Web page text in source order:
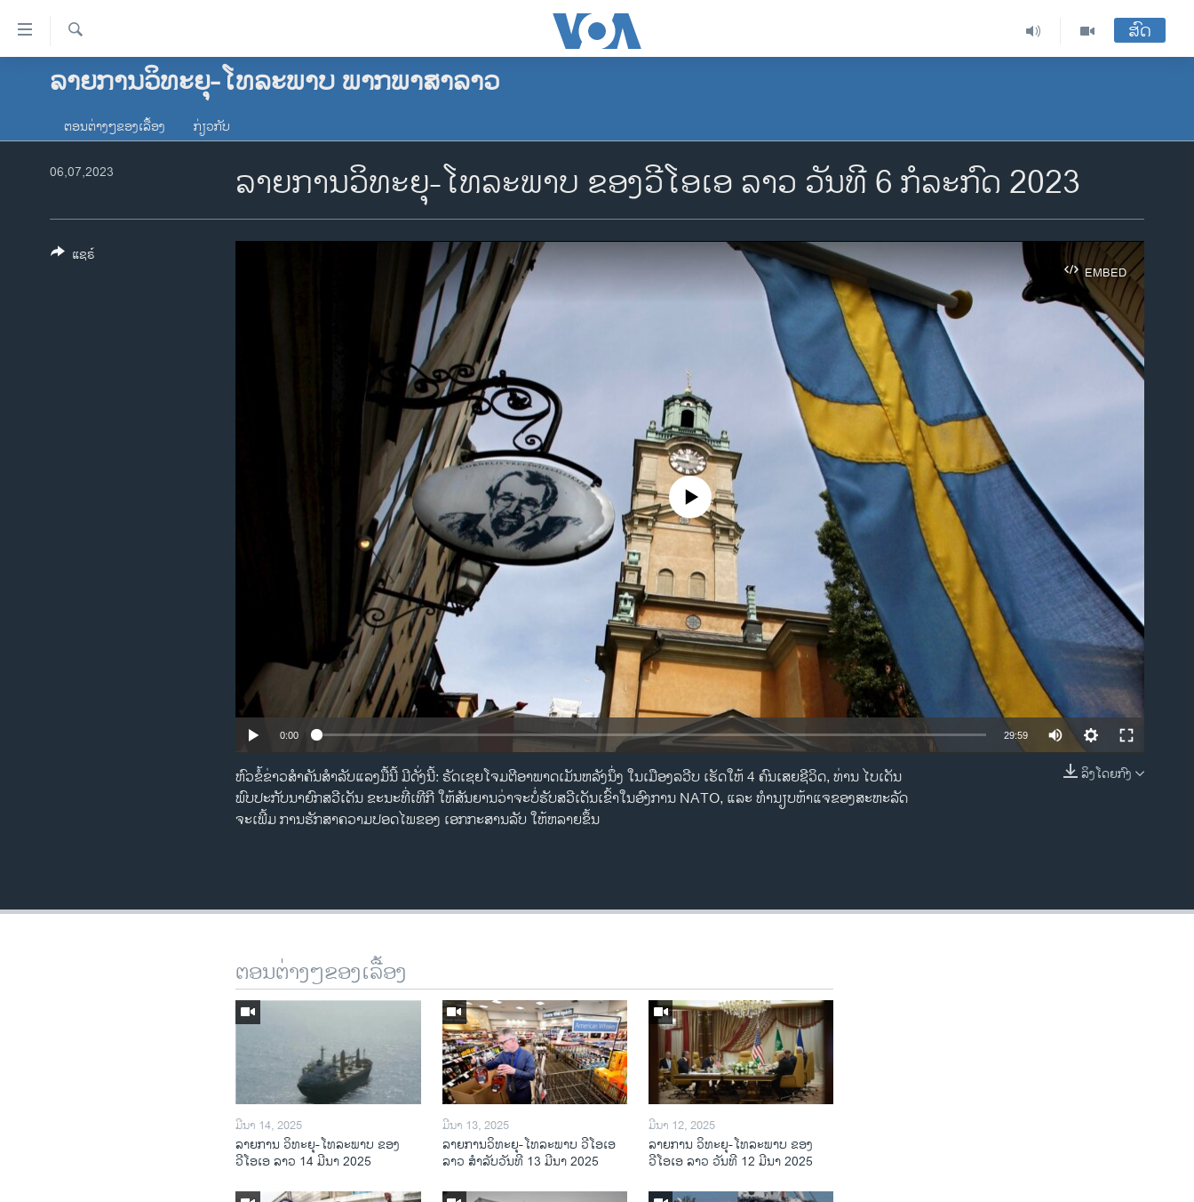
ລິ້ງ
ສຳຫລັບ
ຂ້າມ
ໂຮມເພຈ
ອາເມຣິກາ
ການເລືອກຕັ້ງ ປະທານາທີບໍດີ ສະຫະລັດ
ຂ່າວ​ຈີນ
ສົດ
ລາຍການວິທະຍຸ-ໂທລະພາບ ພາກພາສາລາວ
ຕອນຕ່າງໆຂອງເລື້ອງ ກ່ຽວກັບ
ລາຍການວິທະຍຸ-ໂທລະພາບ ຂອງວີໂອເອ ລາວ ວັນທີ 6 ກໍລະກົດ 2023
06,07,2023
EMBED
EMBED
No media source currently available
0:00 29:59
ລິງໂດຍກົງ
ຫົວຂໍ້ຂ່າວສຳຄັນສຳລັບແລງມື້ນີ້ ມີດັ່ງນີ້: ຣັດເຊຍໂຈມຕີອາພາດເມັນຫລັງນຶ່ງ ໃນເມືອງລວີບ ເຮັດໃຫ້ 4 ຄົນເສຍຊີວິດ, ທ່ານ ໄບເດັນ
ພົບປະກັບນາຍົກສວີເດັນ ຂະນະທີ່ເທີກີ ໃຫ້ສັນຍານວ່າຈະບໍ່ຮັບສວີເດັນເຂົ້າໃນອົງການ NATO, ແລະ ທຳນຽບຫ້າແຈຂອງສະຫະລັດ
ຈະເພີ້ມ ການຮັກສາຄວາມປອດໄພຂອງ ເອກກະສານລັບ ໃຫ້ຫລາຍຂຶ້ນ
ແຊຣ໌
ຕອນຕ່າງໆຂອງເລື້ອງ
ມີນາ 14, 2025
ລາຍການ ວິທະຍຸ-ໂທລະພາບ ຂອງ
ວີໂອເອ ລາວ 14 ມີນາ 2025
ມີນາ 13, 2025
ລາຍການວິ​ທະ​ຍຸ-ໂທ​ລະ​ພາບ ວີໂອເອ
ລາວ ສຳ​ລັບ​ວັນ​ທີ 13 ມີ​ນາ 2025
ມີນາ 12, 2025
ລາຍການ ວິທະຍຸ-ໂທລະພາບ ຂອງ
ວີໂອເອ ລາວ ວັນທີ 12 ມີນາ 2025